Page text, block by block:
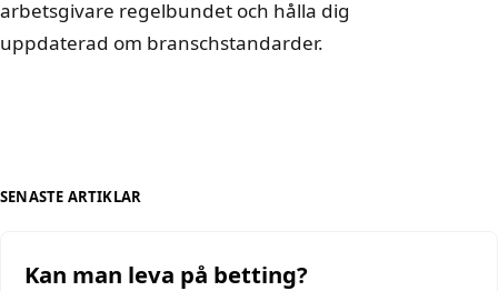
arbetsgivare regelbundet och hålla dig
uppdaterad om branschstandarder.
SENASTE ARTIKLAR
Kan man leva på betting?